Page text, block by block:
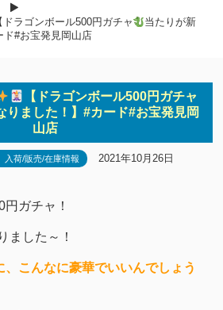
ドラゴンボール500円ガチャ
当たりが新
ド#お宝発見岡山店
【ドラゴンボール500円ガチャ
りました！】#カード#お宝発見岡
山店
入荷/販売/在庫情報 2021年10月26日
ガチャ！
ました～！
こんなに豪華でいいんでしょう